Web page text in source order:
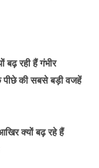
कोका-कोला
रही हैं गंभीर
पीछे की सबसे बड़ी वजहें
क्यों बढ़ रहे हैं